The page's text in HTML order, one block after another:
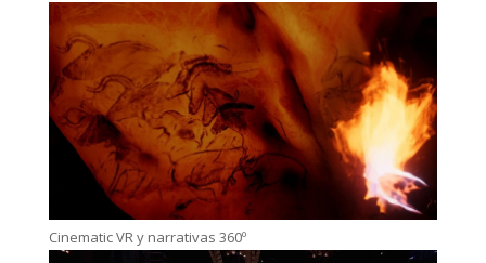
Cinematic VR y narrativas 360º